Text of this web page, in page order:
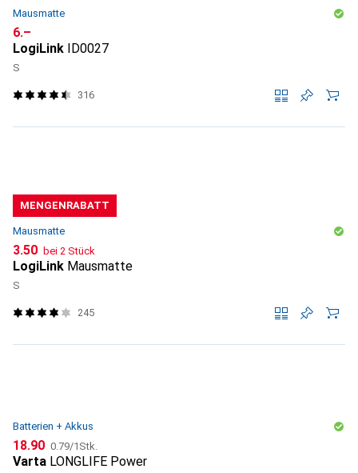
Mausmatte
CHF
6.–
LogiLink ID0027
S
316
MENGENRABATT
Mausmatte
CHF
3.50 bei 2 Stück
LogiLink Mausmatte
S
245
Batterien + Akkus
CHF
18.90 CHF
0.79/1Stk.
Varta LONGLIFE Power